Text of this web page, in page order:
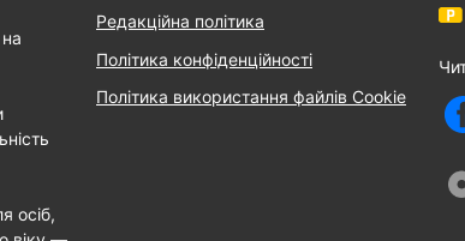
осіб,
Редакційна політика
Політика конфіденційності
Політика використання файлів Cookie